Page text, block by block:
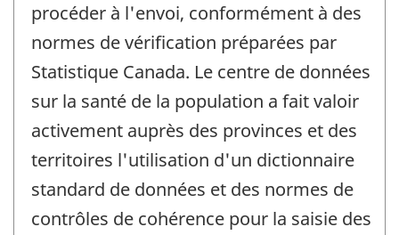
procéder à l'envoi, conformément à des
normes de vérification préparées par
Statistique Canada. Le centre de données
sur la santé de la population a fait valoir
activement auprès des provinces et des
territoires l'utilisation d'un dictionnaire
standard de données et des normes de
contrôles de cohérence pour la saisie des